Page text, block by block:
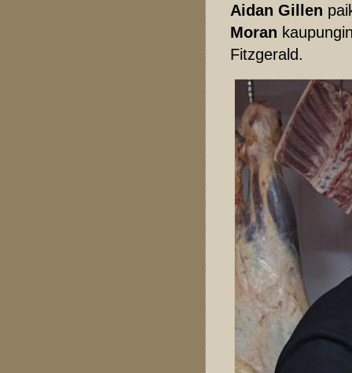
Aidan Gillen
Moran
Fitzgerald.